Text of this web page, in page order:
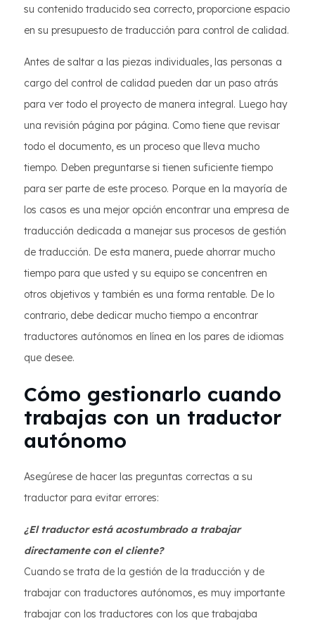
su contenido traducido sea correcto, proporcione espacio
en su presupuesto de traducción para control de calidad.
Antes de saltar a las piezas individuales, las personas a
cargo del control de calidad pueden dar un paso atrás
para ver todo el proyecto de manera integral. Luego hay
una revisión página por página. Como tiene que revisar
todo el documento, es un proceso que lleva mucho
tiempo. Deben preguntarse si tienen suficiente tiempo
para ser parte de este proceso. Porque en la mayoría de
los casos es una mejor opción encontrar una empresa de
traducción dedicada a manejar sus procesos de gestión
de traducción. De esta manera, puede ahorrar mucho
tiempo para que usted y su equipo se concentren en
otros objetivos y también es una forma rentable. De lo
contrario, debe dedicar mucho tiempo a encontrar
traductores autónomos en línea en los pares de idiomas
que desee.
Cómo gestionarlo cuando
trabajas con un traductor
autónomo
Asegúrese de hacer las preguntas correctas a su
traductor para evitar errores:
¿El traductor está acostumbrado a trabajar
directamente con el cliente?
Cuando se trata de la gestión de la traducción y de
trabajar con traductores autónomos, es muy importante
trabajar con los traductores con los que trabajaba